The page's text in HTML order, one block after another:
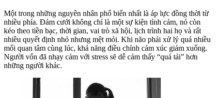
Một trong những nguyên nhân phổ biến nhất là áp lực đồng thời từ
nhiều phía. Đám cưới không chỉ là một sự kiện tình cảm, nó còn
kéo theo tiền bạc, thời gian, vai trò xã hội, lịch trình hai họ và rất
nhiều quyết định nhỏ nhưng mệt mỏi. Khi não phải xử lý quá nhiều
mối quan tâm cùng lúc, khả năng điều chỉnh cảm xúc giảm xuống.
Người vốn đã nhạy cảm với stress sẽ dễ cảm thấy “quá tải” hơn
những người khác.